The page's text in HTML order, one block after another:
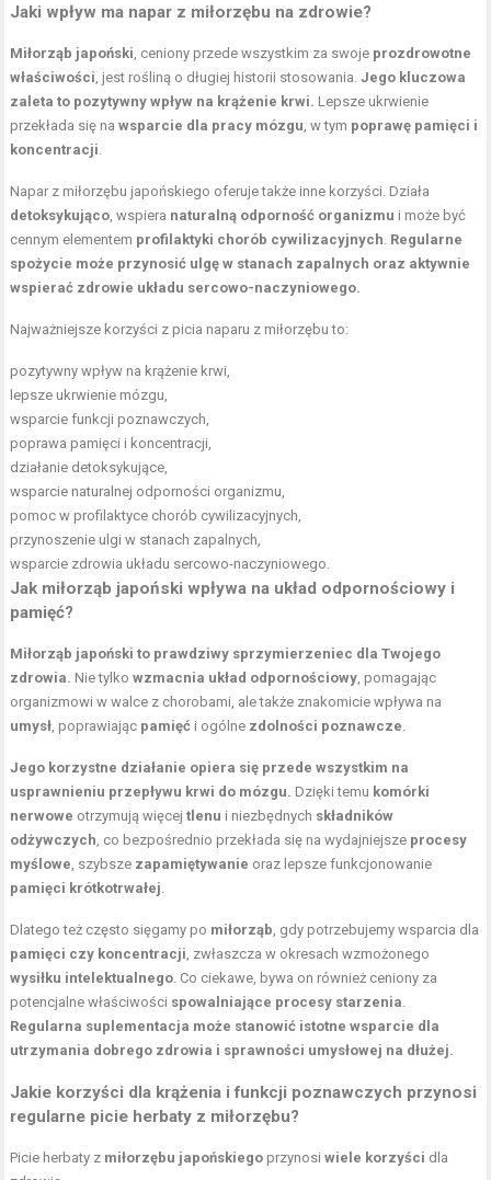
Jaki wpływ ma napar z miłorzębu na zdrowie?
Miłorząb japoński , ceniony przede wszystkim za swoje prozdrowotne
właściwości , jest rośliną o długiej historii stosowania.Jego kluczowa
zaleta to pozytywny wpływ na krążenie krwi. Lepsze ukrwienie
przekłada się nawsparcie dla pracy mózgu , w tym poprawę pamięci i
koncentracji
Napar z miłorzębu japońskiego oferuje także inne korzyści. Działa
detoksykująco , wspiera naturalną odporność organizmu i może być
cennym elementem profilaktyki chorób cywilizacyjnych Regularne
spożycie może przynosić ulgę w stanach zapalnych oraz aktywnie
wspierać zdrowie układu sercowo-naczyniowego.
Najważniejsze korzyści z picia naparu z miłorzębu to:
pozytywny wpływ na krążenie krwi,
lepsze ukrwienie mózgu,
wsparcie funkcji poznawczych,
poprawa pamięci i koncentracji,
działanie detoksykujące,
wsparcie naturalnej odporności organizmu,
pomoc w profilaktyce chorób cywilizacyjnych,
przynoszenie ulgi w stanach zapalnych,
wsparcie zdrowia układu sercowo-naczyniowego.
Jak miłorząb japoński wpływa na układ odpornościowy i
pamięć?
Miłorząb japoński to prawdziwy sprzymierzeniec dla Twojego
zdrowia. Nie tylkowzmacnia układ odpornościowy , pomagając
organizmowi w walce z chorobami, ale także znakomicie wpływa na
umysł , poprawiając pamięć i ogólne zdolności poznawcze
Jego korzystne działanie opiera się przede wszystkim na
usprawnieniu przepływu krwi do mózgu. Dzięki temu komórki
nerwowe otrzymują więcejtlenu i niezbędnych składników
odżywczych , co bezpośrednio przekłada się na wydajniejsze procesy
myślowe , szybsze zapamiętywanie oraz lepsze funkcjonowanie
pamięci krótkotrwałej
Dlatego też często sięgamy po miłorząb , gdy potrzebujemy wsparcia dla
pamięci czy koncentracji , zwłaszcza w okresach wzmożonego
wysiłku intelektualnego . Co ciekawe, bywa on również ceniony za
potencjalne właściwości spowalniające procesy starzenia
Regularna suplementacja może stanowić istotne wsparcie dla
utrzymania dobrego zdrowia i sprawności umysłowej na dłużej.
Jakie korzyści dla krążenia i funkcji poznawczych przynosi
regularne picie herbaty z miłorzębu?
Picie herbaty z miłorzębu japońskiego przynosiwiele korzyści dla